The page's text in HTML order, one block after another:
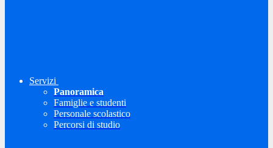
Servizi
Panoramica
Famiglie e studenti
Personale scolastico
Percorsi di studio